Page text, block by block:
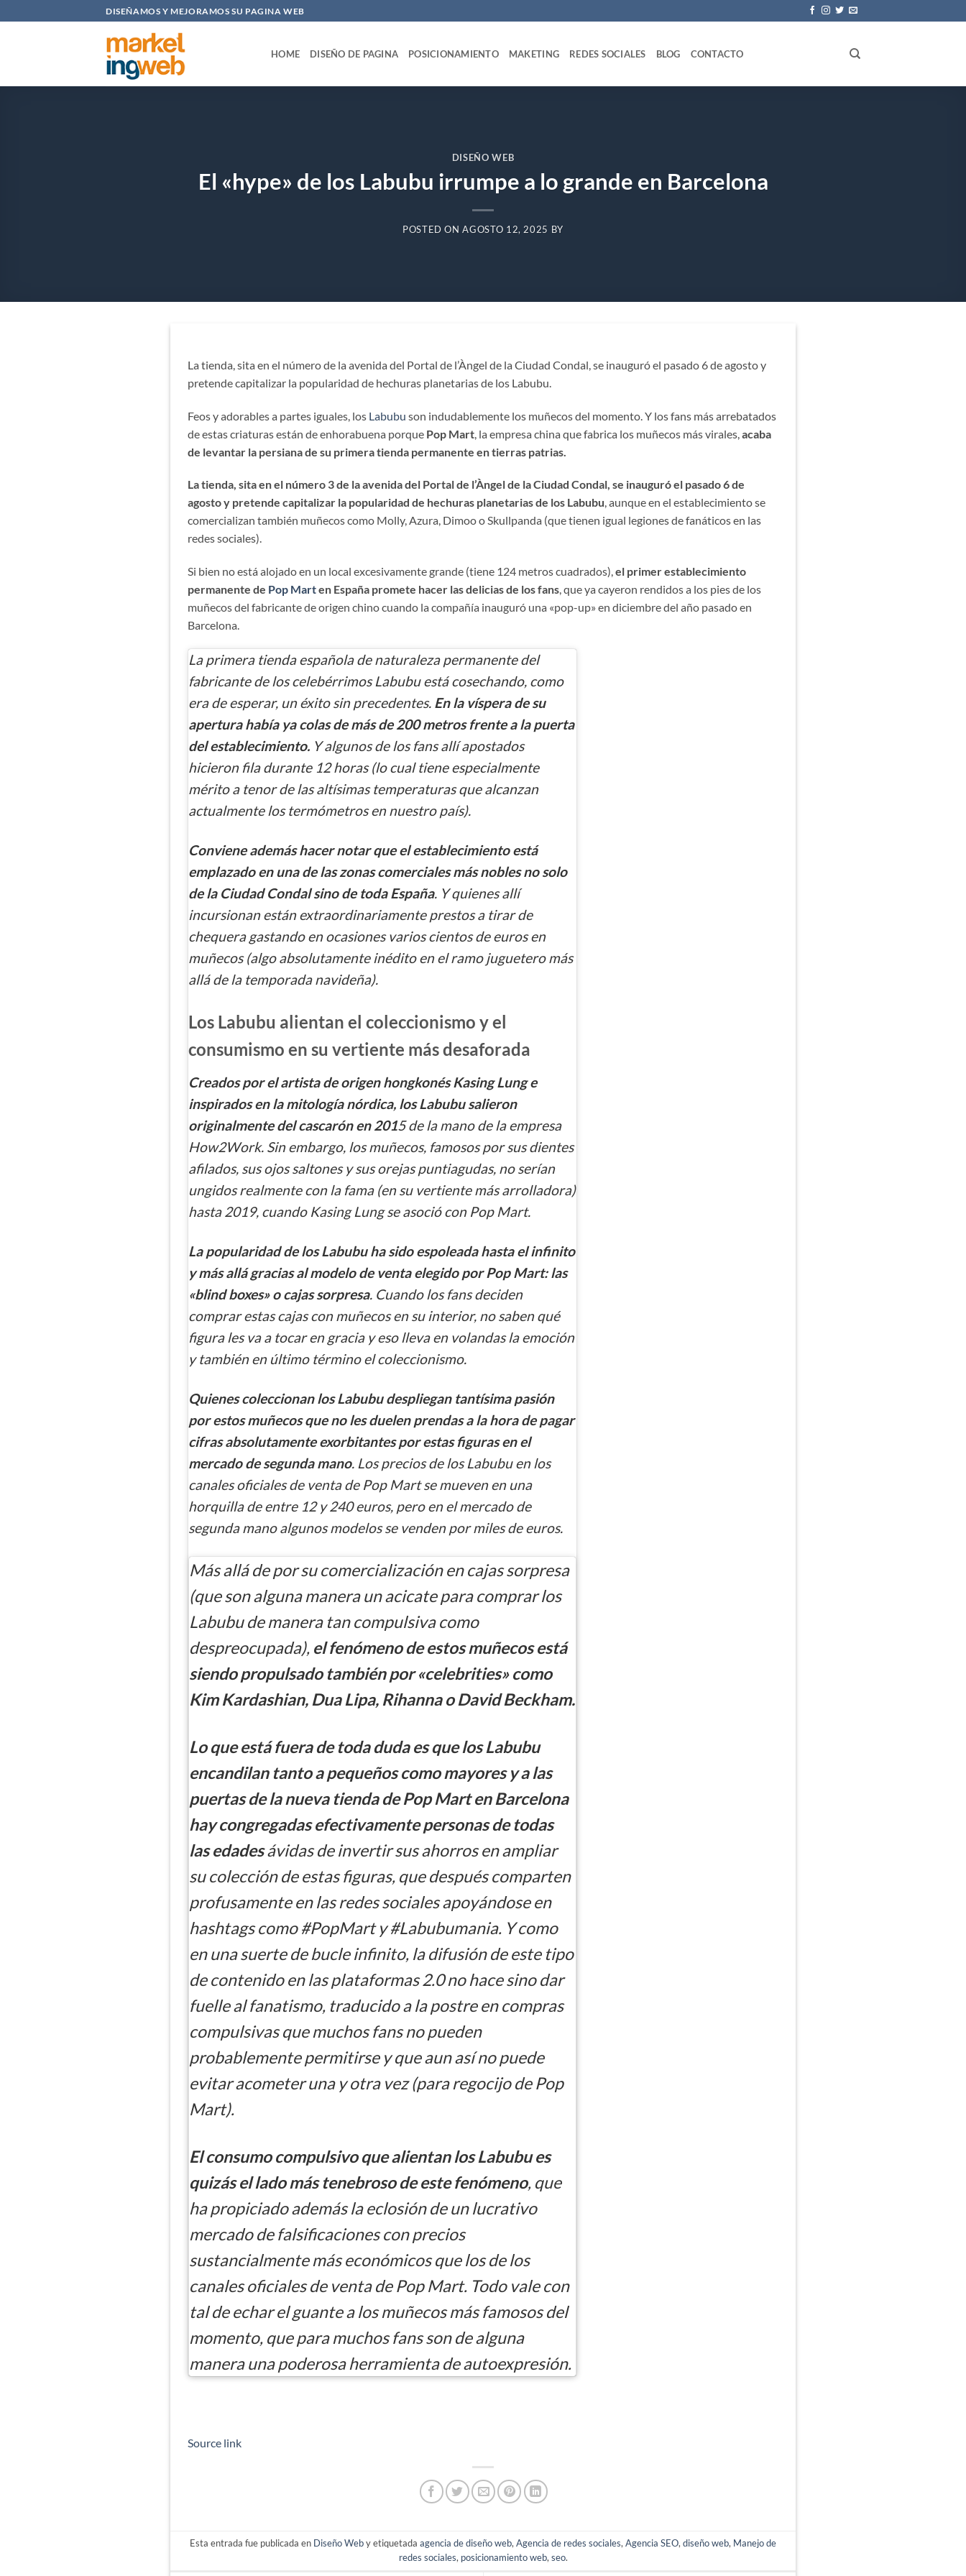
al
DISEÑAMOS Y MEJORAMOS SU PAGINA WEB
HOME DISEÑO DE PAGINA POSICIONAMIENTO MAKETING REDES SOCIALES BLOG CONTACTO
DISEÑO WEB
El «hype» de los Labubu irrumpe a lo grande en Barcelona
POSTED ONAGOSTO 12, 2025 BY
La tienda, sita en el número de la avenida del Portal de l’Àngel de la Ciudad Condal, se inauguró el pasado 6 de agosto y
pretende capitalizar la popularidad de hechuras planetarias de los Labubu.
Feos y adorables a partes iguales, los Labubu son indudablemente los muñecos del momento. Y los fans más arrebatados
de estas criaturas están de enhorabuena porque Pop Mart , la empresa china que fabrica los muñecos más virales, acaba
de levantar la persiana de su primera tienda permanente en tierras patrias.
La tienda, sita en el número 3 de la avenida del Portal de l’Àngel de la Ciudad Condal, se inauguró el pasado 6 de
agosto y pretende capitalizar la popularidad de hechuras planetarias de los Labubu, aunque en el establecimiento se
comercializan también muñecos como Molly, Azura, Dimoo o Skullpanda (que tienen igual legiones de fanáticos en las
redes sociales).
Si bien no está alojado en un local excesivamente grande (tiene 124 metros cuadrados),el primer establecimiento
permanente de Pop Marten España promete hacer las delicias de los fans, que ya cayeron rendidos a los pies de los
muñecos del fabricante de origen chino cuando la compañía inauguró una «pop-up» en diciembre del año pasado en
Barcelona.
La primera tienda española de naturaleza permanente del
fabricante de los celebérrimos Labubu está cosechando, como
era de esperar, un éxito sin precedentes. En la víspera de su
apertura había ya colas de más de 200 metros frente a la puerta
del establecimiento. Y algunos de los fans allí apostados
hicieron fila durante 12 horas (lo cual tiene especialmente
mérito a tenor de las altísimas temperaturas que alcanzan
actualmente los termómetros en nuestro país).
Conviene además hacer notar que el establecimiento está
emplazado en una de las zonas comerciales más nobles no solo
de la Ciudad Condal sino de toda España. Y quienes allí
incursionan están extraordinariamente prestos a tirar de
chequera gastando en ocasiones varios cientos de euros en
muñecos (algo absolutamente inédito en el ramo juguetero más
allá de la temporada navideña).
Los Labubu alientan el coleccionismo y el
consumismo en su vertiente más desaforada
Creados por el artista de origen hongkonés Kasing Lung e
inspirados en la mitología nórdica, los Labubu salieron
originalmente del cascarón en 2015 de la mano de la empresa
How2Work. Sin embargo, los muñecos, famosos por sus dientes
afilados, sus ojos saltones y sus orejas puntiagudas, no serían
ungidos realmente con la fama (en su vertiente más arrolladora)
hasta 2019, cuando Kasing Lung se asoció con Pop Mart.
La popularidad de los Labubu ha sido espoleada hasta el infinito
y más allá gracias al modelo de venta elegido por Pop Mart: las
«blind boxes» o cajas sorpresa. Cuando los fans deciden
comprar estas cajas con muñecos en su interior, no saben qué
figura les va a tocar en gracia y eso lleva en volandas la emoción
y también en último término el coleccionismo.
Quienes coleccionan los Labubu despliegan tantísima pasión
por estos muñecos que no les duelen prendas a la hora de pagar
cifras absolutamente exorbitantes por estas figuras en el
mercado de segunda mano. Los precios de los Labubu en los
canales oficiales de venta de Pop Mart se mueven en una
horquilla de entre 12 y 240 euros, pero en el mercado de
segunda mano algunos modelos se venden por miles de euros.
Más allá de por su comercialización en cajas sorpresa
(que son alguna manera un acicate para comprar los
Labubu de manera tan compulsiva como
despreocupada), el fenómeno de estos muñecos está
siendo propulsado también por «celebrities» como
Kim Kardashian, Dua Lipa, Rihanna o David Beckham.
Lo que está fuera de toda duda es que los Labubu
encandilan tanto a pequeños como mayores y a las
puertas de la nueva tienda de Pop Mart en Barcelona
hay congregadas efectivamente personas de todas
las edadesávidas de invertir sus ahorros en ampliar
su colección de estas figuras, que después comparten
profusamente en las redes sociales apoyándose en
hashtags como #PopMart y #Labubumania. Y como
en una suerte de bucle infinito, la difusión de este tipo
de contenido en las plataformas 2.0 no hace sino dar
fuelle al fanatismo, traducido a la postre en compras
compulsivas que muchos fans no pueden
probablemente permitirse y que aun así no puede
evitar acometer una y otra vez (para regocijo de Pop
Mart).
El consumo compulsivo que alientan los Labubu es
quizás el lado más tenebroso de este fenómeno, que
ha propiciado además la eclosión de un lucrativo
mercado de falsificaciones con precios
sustancialmente más económicos que los de los
canales oficiales de venta de Pop Mart. Todo vale con
tal de echar el guante a los muñecos más famosos del
momento, que para muchos fans son de alguna
manera una poderosa herramienta de autoexpresión.
Source link
Esta entrada fue publicada en Diseño Weby etiquetada agencia de diseño web, Agencia de redes sociales, Agencia SEO, diseño web, Manejo de
redes sociales, posicionamiento web, seo.